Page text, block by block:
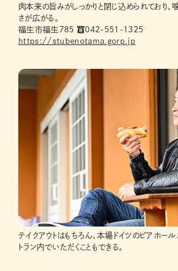
肉本来の旨みがしっかりと閉じ込められており
さが広がる。
福生市福生785 ☎042-551-1325
https://stubenotama.gorp.jp
テイクアウトはもちろん、本場ドイツのビアホー
トラン内でいただくこともできる。